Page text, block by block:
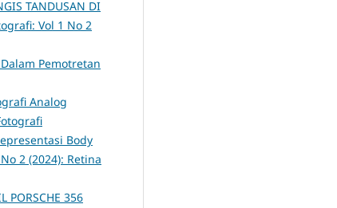
TANDUSAN DI
Vol 1 No 2
Pemotretan
Analog
Body
2 (2024): Retina
PORSCHE 356